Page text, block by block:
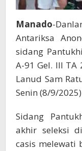
Manado-
Antariksa
sidang
A-91 Gel. III
Lanud Sam
Senin (8/9/
Sidang
akhir seleksi
casis melewati